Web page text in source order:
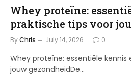
Whey proteïne:
praktische tips voor
ByChris July 14, 2026 0
Whey proteïne: essentiële
jouw gezondheidDe…